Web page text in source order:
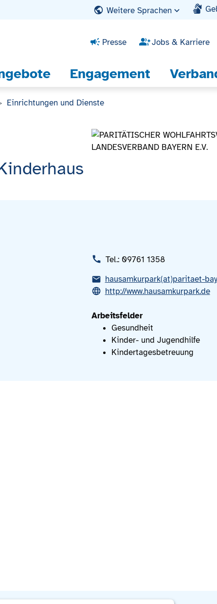
Weitere Sprachen
Presse Jobs & Karriere
Engagement
Einrichtungen und Dienste
Tel.: 09761 1358
hausamkurpark(at)paritaet-
http://www.hausamkurpark.de
Arbeitsfelder
Gesundheit
Kinder- und Jugendhilfe
Kindertagesbetreuung